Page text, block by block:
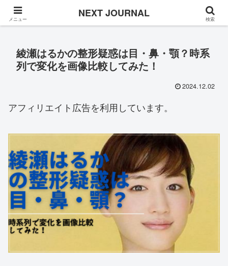
Once in a while
綾瀬はるかの整形疑惑は目・鼻・顎？時系
列で変化を画像比較してみた！
2024.12.02
アフィリエイト広告を利用しています。
メニュー NEXT JOURNAL 検索